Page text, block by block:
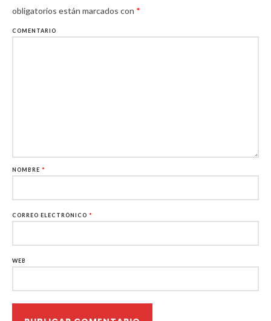
obligatorios están marcados con *
COMENTARIO
NOMBRE *
CORREO ELECTRÓNICO *
WEB